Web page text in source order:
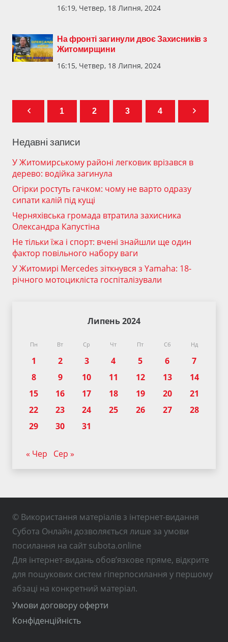
16:19, Четвер, 18 Липня, 2024
На фронті загинули двоє Захисників з
Житомирщини
16:15, Четвер, 18 Липня, 2024
1 2 3 4
Недавні записи
У Житомирському районі легковик врізався в
дерево: водійка загинула
Огірки ростуть гачком: чому не варто одразу
сипати калій під кущі
Черняхівська громада втратила захисника
Олександра Капустіна
Не тільки їжа і спорт: вчені знайшли ще один
фактор повільного набору ваги
У Житомирі Mercedes зіткнувся з Yamaha: 18-
річного мотоцикліста госпіталізували
Липень 2024
Пн Вт Ср Чт Пт Сб Нд
1 2 3 4 5 6
7
8
9 10 11 12 13
14
15
16 17 18 19 20
21
22
23 24 25 26 27
28
29
30 31
« Чер Сер »
© Використання матеріалів з інтернет-видання
Субота Онлайн дозволяється лише за умови
посилання на сайт subota.online
Для інтернет-видань обов’язкове пряме, відкрите
для пошукових систем гіперпосилання у першому
абзаці на конкретний матеріал.
Умови договору оферти
Конфіденційність